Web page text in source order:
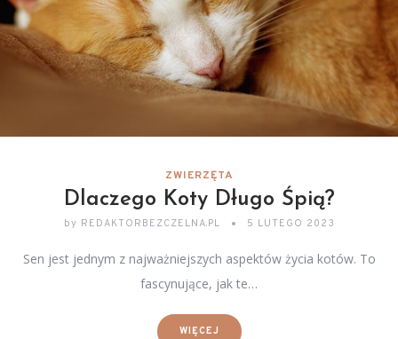
ZWIERZĘTA
Dlaczego Koty Długo Śpią?
by REDAKTORBEZCZELNA.PL 5 LUTEGO 2023
Sen jest jednym z najważniejszych aspektów życia kotów. To
fascynujące, jak te…
WIĘCEJ